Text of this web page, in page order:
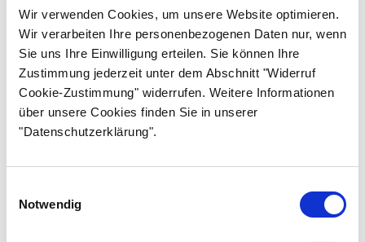
Wir verwenden Cookies, um unsere Website optimieren.
Wir verarbeiten Ihre personenbezogenen Daten nur, wenn
Sie uns Ihre Einwilligung erteilen. Sie können Ihre
Zustimmung jederzeit unter dem Abschnitt "Widerruf
Cookie-Zustimmung" widerrufen. Weitere Informationen
über unsere Cookies finden Sie in unserer
"Datenschutzerklärung".
Notwendig
Biomassekarte,
Feuchtekarte
Erstellen von Markern
Download:​​